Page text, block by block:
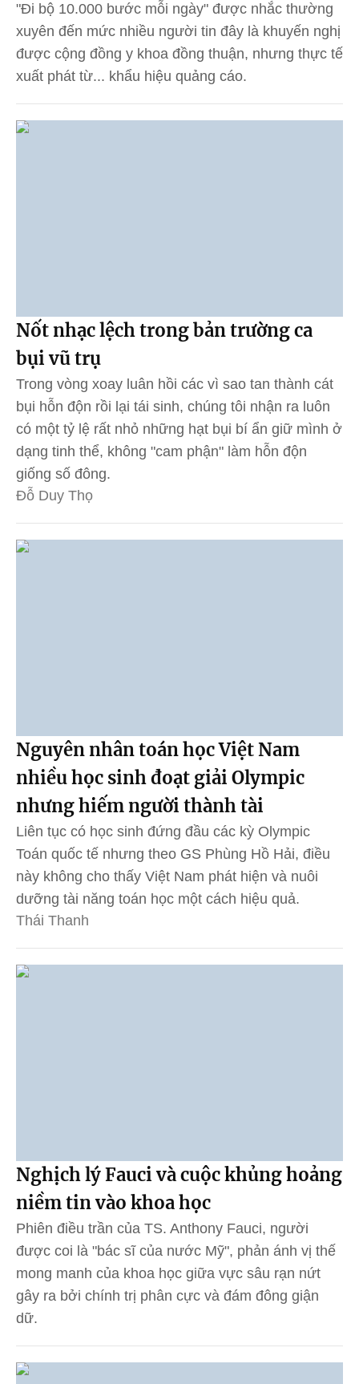
"Đi bộ 10.000 bước mỗi ngày" được nhắc thường
xuyên đến mức nhiều người tin đây là khuyến nghị
được cộng đồng y khoa đồng thuận, nhưng thực tế
xuất phát từ... khẩu hiệu quảng cáo.
Nốt nhạc lệch trong bản trường ca
bụi vũ trụ
Trong vòng xoay luân hồi các vì sao tan thành cát
bụi hỗn độn rồi lại tái sinh, chúng tôi nhận ra luôn
có một tỷ lệ rất nhỏ những hạt bụi bí ẩn giữ mình ở
dạng tinh thể, không "cam phận" làm hỗn độn
giống số đông.
Đỗ Duy Thọ
Nguyên nhân toán học Việt Nam
nhiều học sinh đoạt giải Olympic
nhưng hiếm người thành tài
Liên tục có học sinh đứng đầu các kỳ Olympic
Toán quốc tế nhưng theo GS Phùng Hồ Hải, điều
này không cho thấy Việt Nam phát hiện và nuôi
dưỡng tài năng toán học một cách hiệu quả.
Thái Thanh
Nghịch lý Fauci và cuộc khủng hoảng
niềm tin vào khoa học
Phiên điều trần của TS. Anthony Fauci, người
được coi là "bác sĩ của nước Mỹ", phản ánh vị thế
mong manh của khoa học giữa vực sâu rạn nứt
gây ra bởi chính trị phân cực và đám đông giận
dữ.